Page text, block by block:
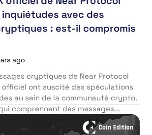
avec des
: est-il compromis
ago
cryptiques de Near Protocol
officiel ont suscité des spéculations
au sein de la communauté crypto.
comprennent des messages...